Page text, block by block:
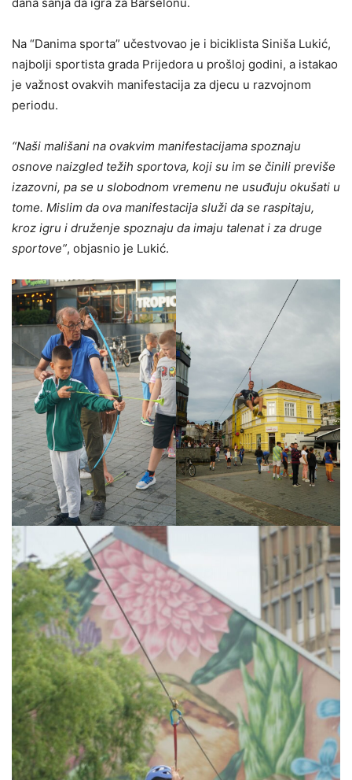
Na “Danima sporta” učestvovao je i biciklista Siniša Lukić,
najbolji sportista grada Prijedora u prošloj godini, a istakao
je važnost ovakvih manifestacija za djecu u razvojnom
periodu.
“Naši mališani na ovakvim manifestacijama spoznaju
osnove naizgled težih sportova, koji su im se činili previše
izazovni, pa se u slobodnom vremenu ne usuđuju okušati u
tome. Mislim da ova manifestacija služi da se raspitaju,
kroz igru i druženje spoznaju da imaju talenat i za druge
sportove”, objasnio je Lukić.